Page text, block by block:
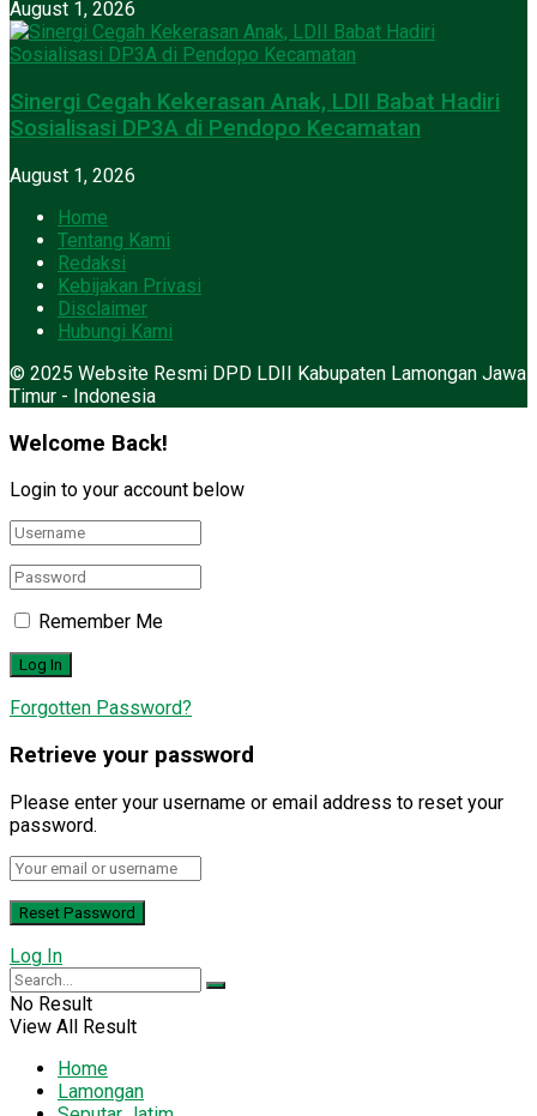
August 1, 2026
Sinergi Cegah Kekerasan Anak, LDII Babat Hadiri
Sosialisasi DP3A di Pendopo Kecamatan
August 1, 2026
Home
Tentang Kami
Redaksi
Kebijakan Privasi
Disclaimer
Hubungi Kami
© 2025 Website Resmi DPD LDII Kabupaten Lamongan Jawa
Timur - Indonesia
Welcome Back!
Login to your account below
Remember Me
Forgotten Password?
Retrieve your password
Please enter your username or email address to reset your
password.
Log In
No Result
View All Result
Home
Lamongan